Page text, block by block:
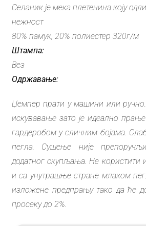
Селаник је мека плетенина коју
нежност
80% памук, 20% полиестер 320г/м
Штампа:
Вез
Одржавање:
Џемпер прати у машини или
искувавање зато је идеално
гардеробом у сличним бојама.
пегла. Сушење није
додатног скупљања. Не користити
и са унутрашње стране млаком
изложене предпрању тако да ће
просеку до 2%.